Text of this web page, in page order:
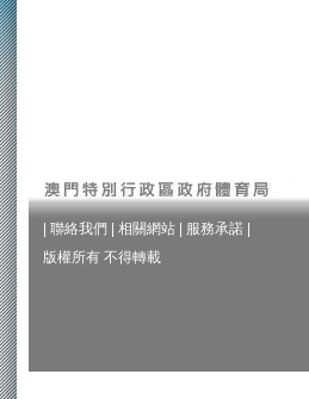
聯絡我們 相關網站 服務承諾
版權所有 不得轉載